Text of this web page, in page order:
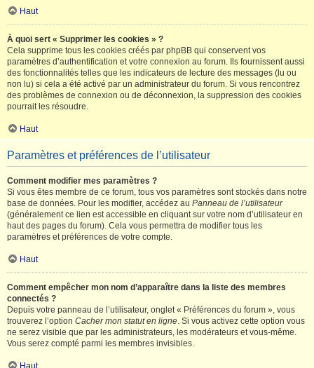
Haut
À quoi sert « Supprimer les cookies » ?
Cela supprime tous les cookies créés par phpBB qui conservent vos
paramètres d’authentification et votre connexion au forum. Ils fournissent aussi
des fonctionnalités telles que les indicateurs de lecture des messages (lu ou
non lu) si cela a été activé par un administrateur du forum. Si vous rencontrez
des problèmes de connexion ou de déconnexion, la suppression des cookies
pourrait les résoudre.
Haut
Paramètres et préférences de l’utilisateur
Comment modifier mes paramètres ?
Si vous êtes membre de ce forum, tous vos paramètres sont stockés dans notre
base de données. Pour les modifier, accédez au Panneau de l’utilisateur
(généralement ce lien est accessible en cliquant sur votre nom d’utilisateur en
haut des pages du forum). Cela vous permettra de modifier tous les
paramètres et préférences de votre compte.
Haut
Comment empêcher mon nom d’apparaître dans la liste des membres
connectés ?
Depuis votre panneau de l’utilisateur, onglet « Préférences du forum », vous
trouverez l’option Cacher mon statut en ligne. Si vous activez cette option vous
ne serez visible que par les administrateurs, les modérateurs et vous-même.
Vous serez compté parmi les membres invisibles.
Haut